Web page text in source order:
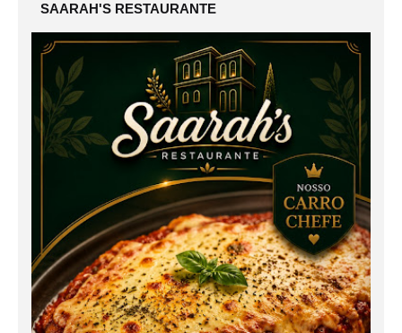
SAARAH'S RESTAURANTE